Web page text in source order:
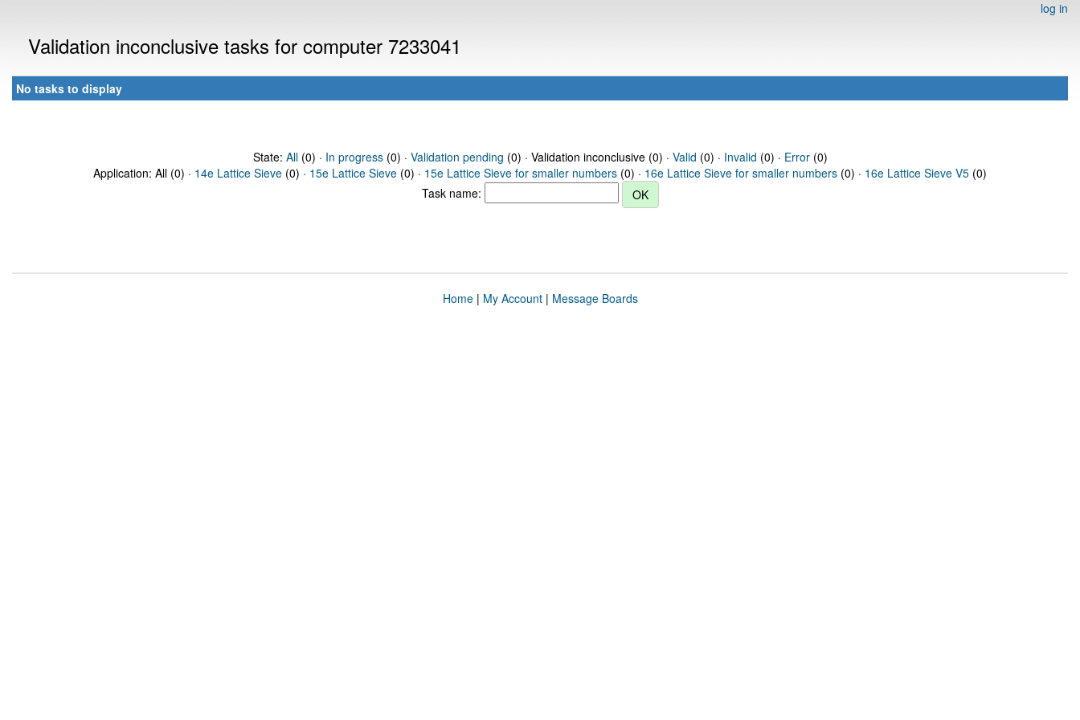
log in
Validation inconclusive tasks for computer 7233041
No tasks to display
State: All(0) · In progress(0) · Validation pending (0) · Validation inconclusive (0) · Valid (0) · Invalid (0) · Error(0)
Application: All (0) · 14e Lattice Sieve (0) · 15e Lattice Sieve (0) · 15e Lattice Sieve for smaller numbers (0) · 16e Lattice Sieve for smaller numbers (0) · 16e Lattice Sieve V5 (0)
Task name:
Home| My Account| Message Boards